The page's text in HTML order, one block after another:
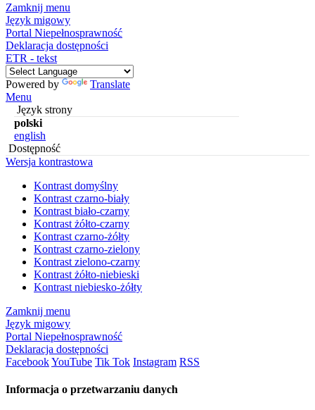
Zamknij menu
Język migowy
Portal Niepełnosprawność
Deklaracja dostępności
ETR - tekst
Powered by
Translate
Menu
Język strony
polski
english
Dostępność
Wersja kontrastowa
Kontrast domyślny
Kontrast czarno-biały
Kontrast biało-czarny
Kontrast żółto-czarny
Kontrast czarno-żółty
Kontrast czarno-zielony
Kontrast zielono-czarny
Kontrast żółto-niebieski
Kontrast niebiesko-żółty
Zamknij menu
Język migowy
Portal Niepełnosprawność
Deklaracja dostępności
FacebookYouTube Tik Tok Instagram RSS
Informacja o przetwarzaniu danych